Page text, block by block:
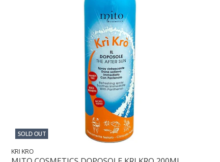
SOLD OUT
KRI KRO